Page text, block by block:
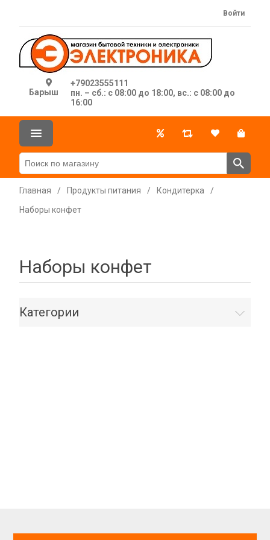
Барыш
+79023555111
пн. – сб.: с 08:00 до 18:00, вс.: с 08:00 до
16:00
Войти
Главная / Продукты питания / Кондитерка
/
Наборы конфет
Наборы конфет
Категории